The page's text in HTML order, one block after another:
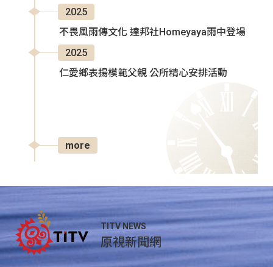
2025
不畏風雨傳文化 達邦社Homeyaya雨中登場
2025
仁愛鄉表揚模範父親 公所精心安排活動
more
TITV NEWS
原視新聞網